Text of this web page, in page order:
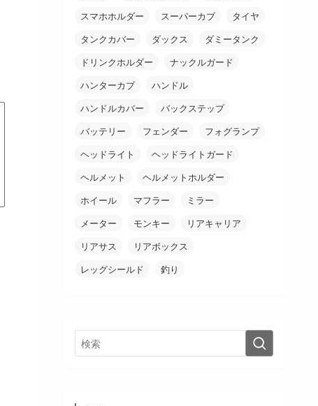
スマホホルダー
スーパーカブ
タイヤ
タンクカバー
ダックス
ダミータンク
ドリンクホルダー
ナックルガード
ハンターカブ
ハンドル
ハンドルカバー
バックステップ
バッテリー
フェンダー
フォグランプ
ヘッドライト
ヘッドライトガード
ヘルメット
ヘルメットホルダー
ホイール
マフラー
ミラー
メーター
モンキー
リアキャリア
リアサス
リアボックス
レッグシールド
釣り